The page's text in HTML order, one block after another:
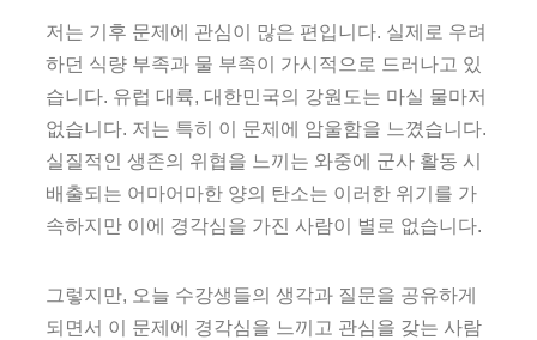
저는 기후 문제에 관심이 많은 편입니다. 실제로 우려
하던 식량 부족과 물 부족이 가시적으로 드러나고 있
습니다. 유럽 대륙, 대한민국의 강원도는 마실 물마저
없습니다. 저는 특히 이 문제에 암울함을 느꼈습니다.
실질적인 생존의 위협을 느끼는 와중에 군사 활동 시
배출되는 어마어마한 양의 탄소는 이러한 위기를 가
속하지만 이에 경각심을 가진 사람이 별로 없습니다.
그렇지만, 오늘 수강생들의 생각과 질문을 공유하게
되면서 이 문제에 경각심을 느끼고 관심을 갖는 사람